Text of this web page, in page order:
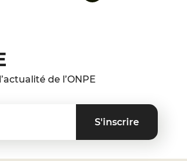
de l’ONPE